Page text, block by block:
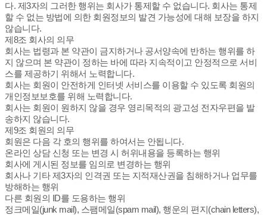
다. 제3자의 그러한 행위는 회사가 통제할 수 없습니다. 회사는 통제
할 수 없는 방법에 의한 회원정보의 발견 가능성에 대해 보장을 하지
않습니다.
제8조 회사의 의무
회사는 법령과 본 약관이 금지하거나 공서양속에 반하는 행위를 하
지 않으며 본 약관이 정하는 바에 따라 지속적이고 안정적으로 서비
스를 제공하기 위해서 노력합니다.
회사는 회원이 안전하게 인터넷 서비스를 이용할 수 있도록 회원의
개인정보보호를 위해 노력합니다.
회사는 회원이 원하지 않을 경우 영리목적의 광고성 전자우편을 발
송하지 않습니다.
제9조 회원의 의무
회원은 다음 각 호의 행위를 하여서는 안됩니다.
온라인 상담 신청 또는 변경 시 허위내용을 등록하는 행위
회사에 게시된 정보를 임의로 변경하는 행위
회사나 기타 제3자의 인격권 또는 지적재산권을 침해하거나 업무를
방해하는 행위
다른 회원의 ID를 도용하는 행위
정크메일(junk mail), 스팸메일(spam mail), 행운의 편지(chain letters),